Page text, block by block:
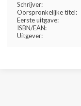
Schrijver:
Oorspronkelijke titel:
Eerste uitgave:
ISBN/EAN:
Uitgever: